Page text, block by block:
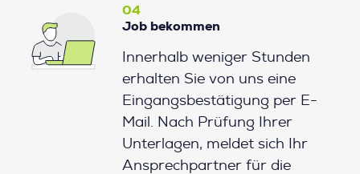
04
Job bekommen
Innerhalb weniger Stunden
erhalten Sie von uns eine
Eingangsbestätigung per E-
Mail. Nach Prüfung Ihrer
Unterlagen, meldet sich Ihr
Ansprechpartner für die